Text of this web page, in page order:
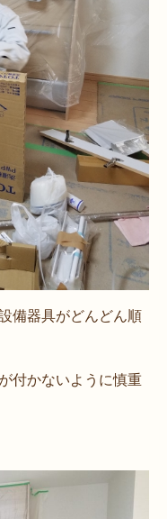
備器具がどんどん順
付かないように慎重